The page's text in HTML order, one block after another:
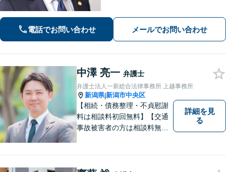
電話でお問い合わせ メールでお問い合わせ
中澤 亮一 弁護士
弁護士法人一新総合法律事務所 上越事務所
新潟県|新潟市中央区
【相続・債務整理・不貞慰謝
料は相談料初回無料】【交通
事故被害者の方は相談料無料
詳細を見
る